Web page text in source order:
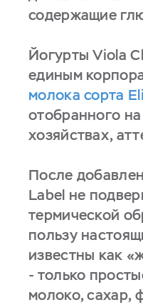
содержащие
Йогурты Viola
единым
молока сорта
отобранного
хозяйствах,
После
Label не
термической
пользу
известны как
- только
молоко, сахар,